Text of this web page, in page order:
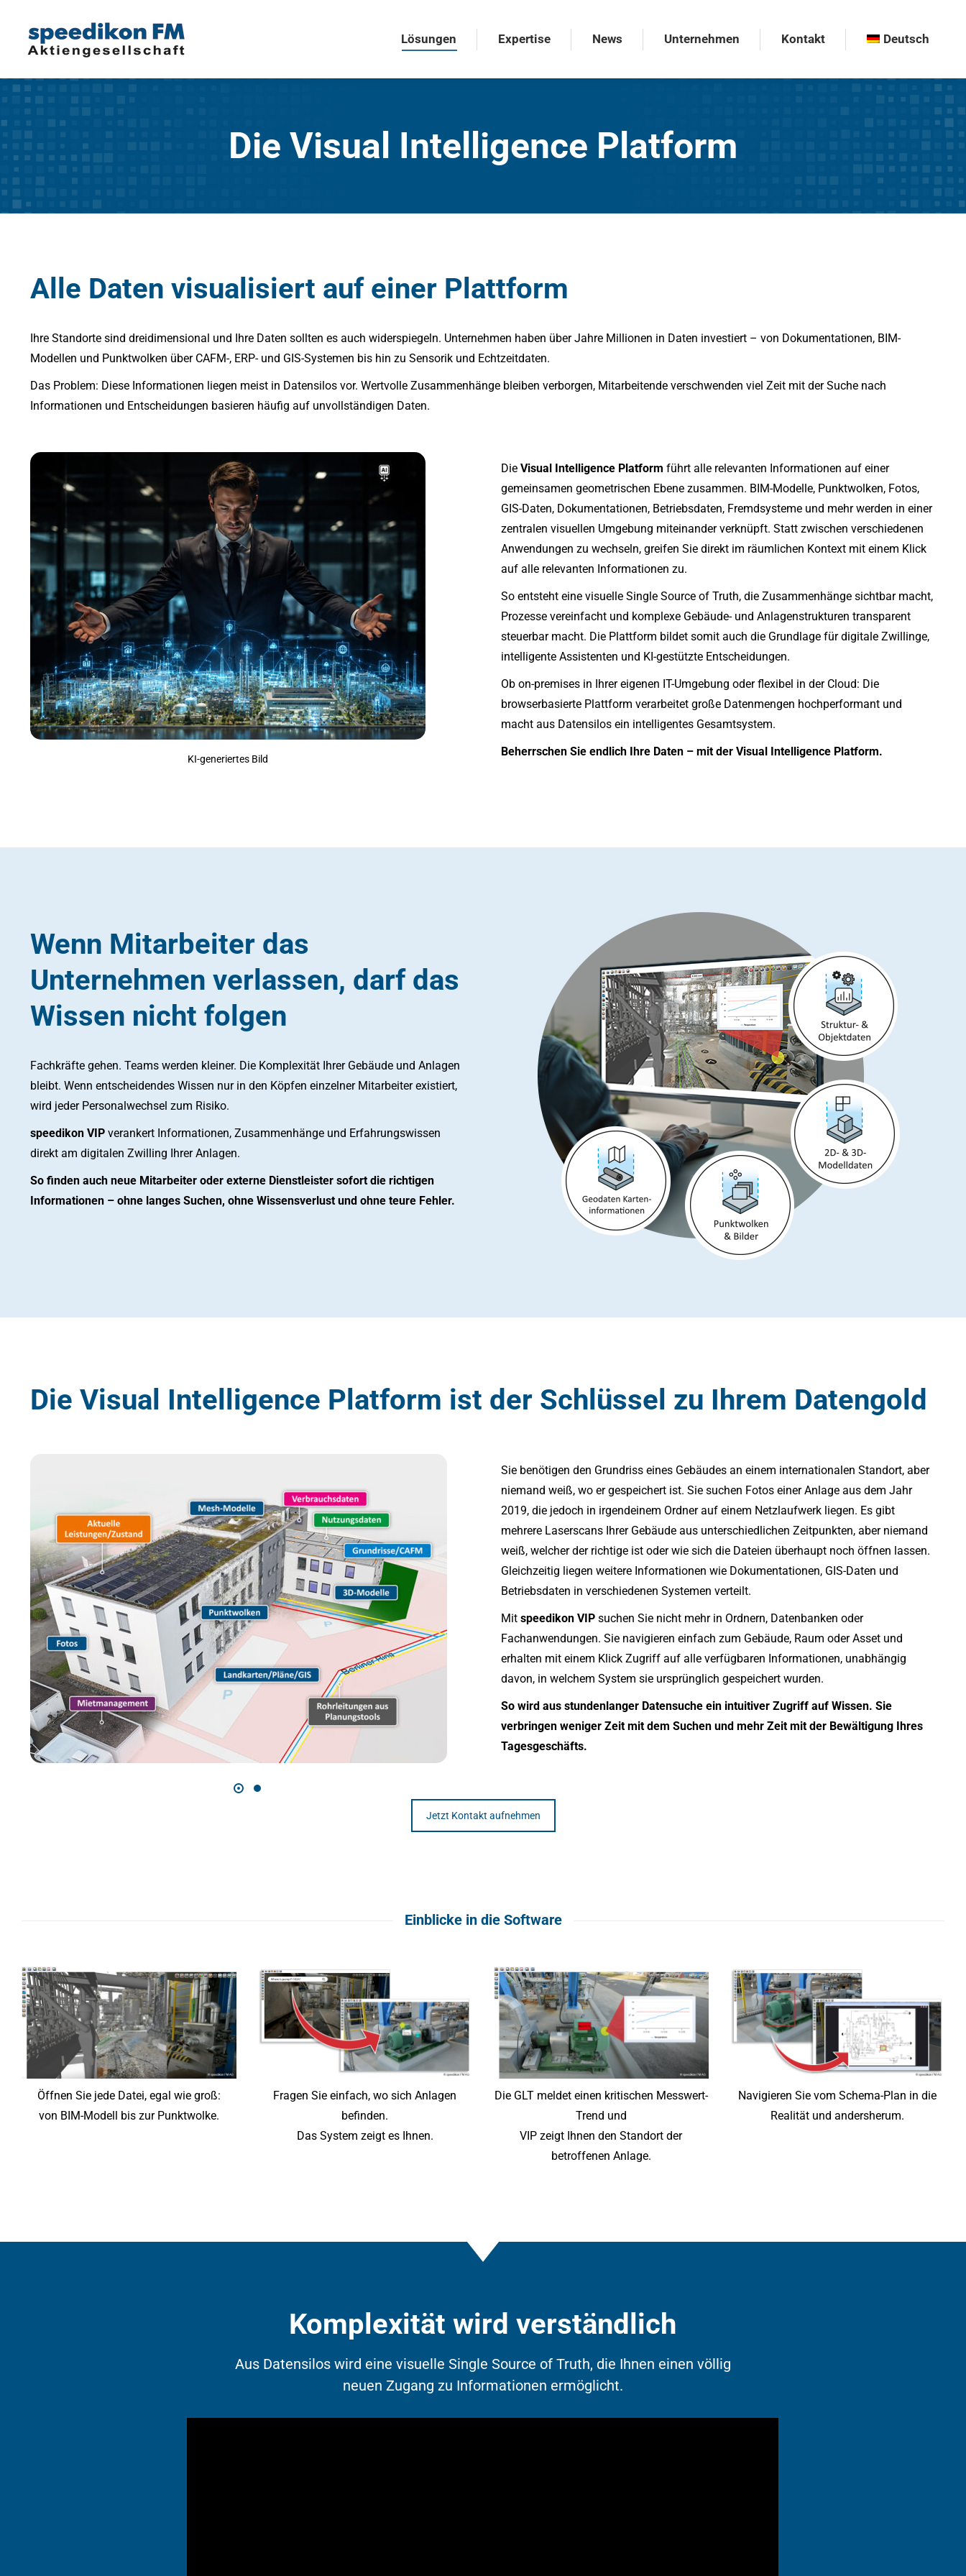
Lösungen Expertise News Unternehmen Kontakt Deutsch
Die Visual Intelligence Platform
Alle Daten visualisiert auf einer Plattform
Ihre Standorte sind dreidimensional und Ihre Daten sollten es auch widerspiegeln. Unternehmen haben über Jahre Millionen in Daten investiert – von Dokumentationen, BIM-
Modellen und Punktwolken über CAFM-, ERP- und GIS-Systemen bis hin zu Sensorik und Echtzeitdaten.
Das Problem: Diese Informationen liegen meist in Datensilos vor. Wertvolle Zusammenhänge bleiben verborgen, Mitarbeitende verschwenden viel Zeit mit der Suche nach
Informationen und Entscheidungen basieren häufig auf unvollständigen Daten.
KI-generiertes Bild
Die Visual Intelligence Platform führt alle relevanten Informationen auf einer
gemeinsamen geometrischen Ebene zusammen. BIM-Modelle, Punktwolken, Fotos,
GIS-Daten, Dokumentationen, Betriebsdaten, Fremdsysteme und mehr werden in einer
zentralen visuellen Umgebung miteinander verknüpft. Statt zwischen verschiedenen
Anwendungen zu wechseln, greifen Sie direkt im räumlichen Kontext mit einem Klick
auf alle relevanten Informationen zu.
So entsteht eine visuelle Single Source of Truth, die Zusammenhänge sichtbar macht,
Prozesse vereinfacht und komplexe Gebäude- und Anlagenstrukturen transparent
steuerbar macht. Die Plattform bildet somit auch die Grundlage für digitale Zwillinge,
intelligente Assistenten und KI-gestützte Entscheidungen.
Ob on-premises in Ihrer eigenen IT-Umgebung oder flexibel in der Cloud: Die
browserbasierte Plattform verarbeitet große Datenmengen hochperformant und
macht aus Datensilos ein intelligentes Gesamtsystem.
Beherrschen Sie endlich Ihre Daten – mit der Visual Intelligence Platform.
Wenn Mitarbeiter das
Unternehmen verlassen, darf das
Wissen nicht folgen
Fachkräfte gehen. Teams werden kleiner. Die Komplexität Ihrer Gebäude und Anlagen
bleibt. Wenn entscheidendes Wissen nur in den Köpfen einzelner Mitarbeiter existiert,
wird jeder Personalwechsel zum Risiko.
speedikon VIP verankert Informationen, Zusammenhänge und Erfahrungswissen
direkt am digitalen Zwilling Ihrer Anlagen.
So finden auch neue Mitarbeiter oder externe Dienstleister sofort die richtigen
Informationen – ohne langes Suchen, ohne Wissensverlust und ohne teure Fehler.
Die Visual Intelligence Platform ist der Schlüssel zu Ihrem Datengold
Sie benötigen den Grundriss eines Gebäudes an einem internationalen Standort, aber
niemand weiß, wo er gespeichert ist. Sie suchen Fotos einer Anlage aus dem Jahr
2019, die jedoch in irgendeinem Ordner auf einem Netzlaufwerk liegen. Es gibt
mehrere Laserscans Ihrer Gebäude aus unterschiedlichen Zeitpunkten, aber niemand
weiß, welcher der richtige ist oder wie sich die Dateien überhaupt noch öffnen lassen.
Gleichzeitig liegen weitere Informationen wie Dokumentationen, GIS-Daten und
Betriebsdaten in verschiedenen Systemen verteilt.
Mit speedikon VIP suchen Sie nicht mehr in Ordnern, Datenbanken oder
Fachanwendungen. Sie navigieren einfach zum Gebäude, Raum oder Asset und
erhalten mit einem Klick Zugriff auf alle verfügbaren Informationen, unabhängig
davon, in welchem System sie ursprünglich gespeichert wurden.
So wird aus stundenlanger Datensuche ein intuitiver Zugriff auf Wissen. Sie
verbringen weniger Zeit mit dem Suchen und mehr Zeit mit der Bewältigung Ihres
Tagesgeschäfts.
Jetzt Kontakt aufnehmen
Einblicke in die Software
Öffnen Sie jede Datei, egal wie groß:
von BIM-Modell bis zur Punktwolke.
Fragen Sie einfach, wo sich Anlagen
befinden.
Das System zeigt es Ihnen.
Die GLT meldet einen kritischen Messwert-
Trend und
VIP zeigt Ihnen den Standort der
betroffenen Anlage.
Navigieren Sie vom Schema-Plan in die
Realität und andersherum.
Komplexität wird verständlich
Aus Datensilos wird eine visuelle Single Source of Truth, die Ihnen einen völlig
neuen Zugang zu Informationen ermöglicht.
Lösungen Expertise News Unternehmen Kontakt Deutsch